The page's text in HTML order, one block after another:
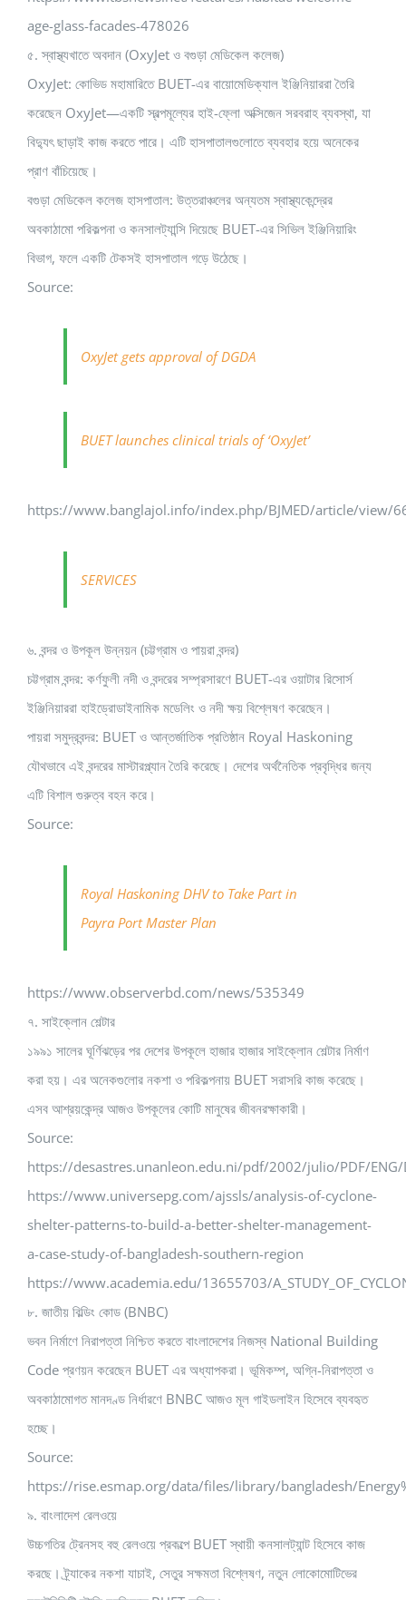
age-glass-facades-478026
৫. স্বাস্থ্যখাতে অবদান (OxyJet ও বগুড়া মেডিকেল কলেজ)
OxyJet: কোভিড মহামারিতে BUET-এর বায়োমেডিক্যাল ইঞ্জিনিয়াররা তৈরি
করেছেন OxyJet—একটি স্বল্পমূল্যের হাই-ফ্লো অক্সিজেন সরবরাহ ব্যবস্থা, যা
বিদ্যুৎ ছাড়াই কাজ করতে পারে। এটি হাসপাতালগুলোতে ব্যবহার হয়ে অনেকের
প্রাণ বাঁচিয়েছে।
বগুড়া মেডিকেল কলেজ হাসপাতাল: উত্তরাঞ্চলের অন্যতম স্বাস্থ্যকেন্দ্রের
অবকাঠামো পরিকল্পনা ও কনসালট্যান্সি দিয়েছে BUET-এর সিভিল ইঞ্জিনিয়ারিং
বিভাগ, ফলে একটি টেকসই হাসপাতাল গড়ে উঠেছে।
Source:
OxyJet gets approval of DGDA
BUET launches clinical trials of ‘OxyJet’
https://www.banglajol.info/index.php/BJMED/article/view/
SERVICES
৬. বন্দর ও উপকূল উন্নয়ন (চট্টগ্রাম ও পায়রা বন্দর)
চট্টগ্রাম বন্দর: কর্ণফুলী নদী ও বন্দরের সম্প্রসারণে BUET-এর ওয়াটার রিসোর্স
ইঞ্জিনিয়াররা হাইড্রোডাইনামিক মডেলিং ও নদী ক্ষয় বিশ্লেষণ করেছেন।
পায়রা সমুদ্রবন্দর: BUET ও আন্তর্জাতিক প্রতিষ্ঠান Royal Haskoning
যৌথভাবে এই বন্দরের মাস্টারপ্ল্যান তৈরি করেছে। দেশের অর্থনৈতিক প্রবৃদ্ধির জন্য
এটি বিশাল গুরুত্ব বহন করে।
Source:
Royal Haskoning DHV to Take Part in
Payra Port Master Plan
https://www.observerbd.com/news/535349
৭. সাইক্লোন শেল্টার
১৯৯১ সালের ঘূর্ণিঝড়ের পর দেশের উপকূলে হাজার হাজার সাইক্লোন শেল্টার নির্মাণ
করা হয়। এর অনেকগুলোর নকশা ও পরিকল্পনায় BUET সরাসরি কাজ করেছে।
এসব আশ্রয়কেন্দ্র আজও উপকূলের কোটি মানুষের জীবনরক্ষাকারী।
Source:
https://desastres.unanleon.edu.ni/pdf/2002/julio/PDF/
https://www.universepg.com/ajssls/analysis-of-cyclone-
shelter-patterns-to-build-a-better-shelter-management-
a-case-study-of-bangladesh-southern-region
https://www.academia.edu/13655703/
৮. জাতীয় বিল্ডিং কোড (BNBC)
ভবন নির্মাণে নিরাপত্তা নিশ্চিত করতে বাংলাদেশের নিজস্ব National Building
Code প্রণয়ন করেছেন BUET এর অধ্যাপকরা। ভূমিকম্প, অগ্নি-নিরাপত্তা ও
অবকাঠামোগত মানদণ্ড নির্ধারণে BNBC আজও মূল গাইডলাইন হিসেবে ব্যবহৃত
হচ্ছে।
Source:
https://rise.esmap.org/data/files/library/bangladesh/
৯. বাংলাদেশ রেলওয়ে
উচ্চগতির ট্রেনসহ বহু রেলওয়ে প্রকল্পে BUET স্থায়ী কনসালট্যান্ট হিসেবে কাজ
করছে। ট্র্যাকের নকশা যাচাই, সেতুর সক্ষমতা বিশ্লেষণ, নতুন লোকোমোটিভের